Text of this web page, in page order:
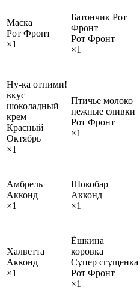
Маска
Рот Фронт
×1
Батончик Рот
Фронт
Рот Фронт
×1
Ну-ка отними!
вкус
шоколадный
крем
Красный
Октябрь
×1
Птичье молоко
нежные сливки
Рот Фронт
×1
Амбрель
Акконд
×1
Шокобар
Акконд
×1
Халветта
Акконд
×1
Ёшкина
коровка
Супер сгущенка
Рот Фронт
×1